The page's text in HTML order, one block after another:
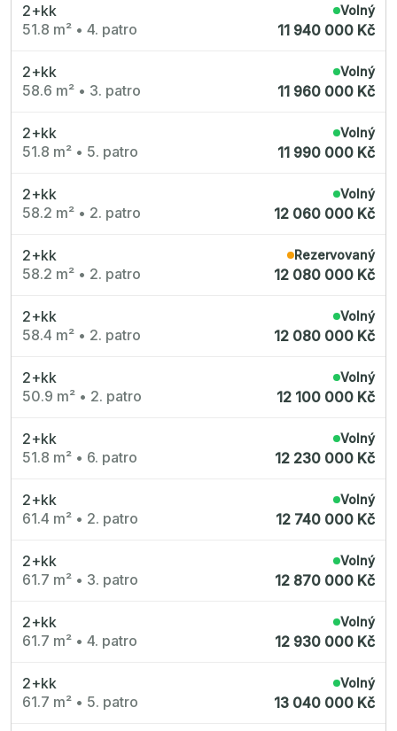
2+kk
51.8 m² • 4. patro
Volný
11 940 000 Kč
2+kk
58.6 m² • 3. patro
Volný
11 960 000 Kč
2+kk
51.8 m² • 5. patro
Volný
11 990 000 Kč
2+kk
58.2 m² • 2. patro
Volný
12 060 000 Kč
2+kk
58.2 m² • 2. patro
Rezervovaný
12 080 000 Kč
2+kk
58.4 m² • 2. patro
Volný
12 080 000 Kč
2+kk
50.9 m² • 2. patro
Volný
12 100 000 Kč
2+kk
51.8 m² • 6. patro
Volný
12 230 000 Kč
2+kk
61.4 m² • 2. patro
Volný
12 740 000 Kč
2+kk
61.7 m² • 3. patro
Volný
12 870 000 Kč
2+kk
61.7 m² • 4. patro
Volný
12 930 000 Kč
2+kk
61.7 m² • 5. patro
Volný
13 040 000 Kč